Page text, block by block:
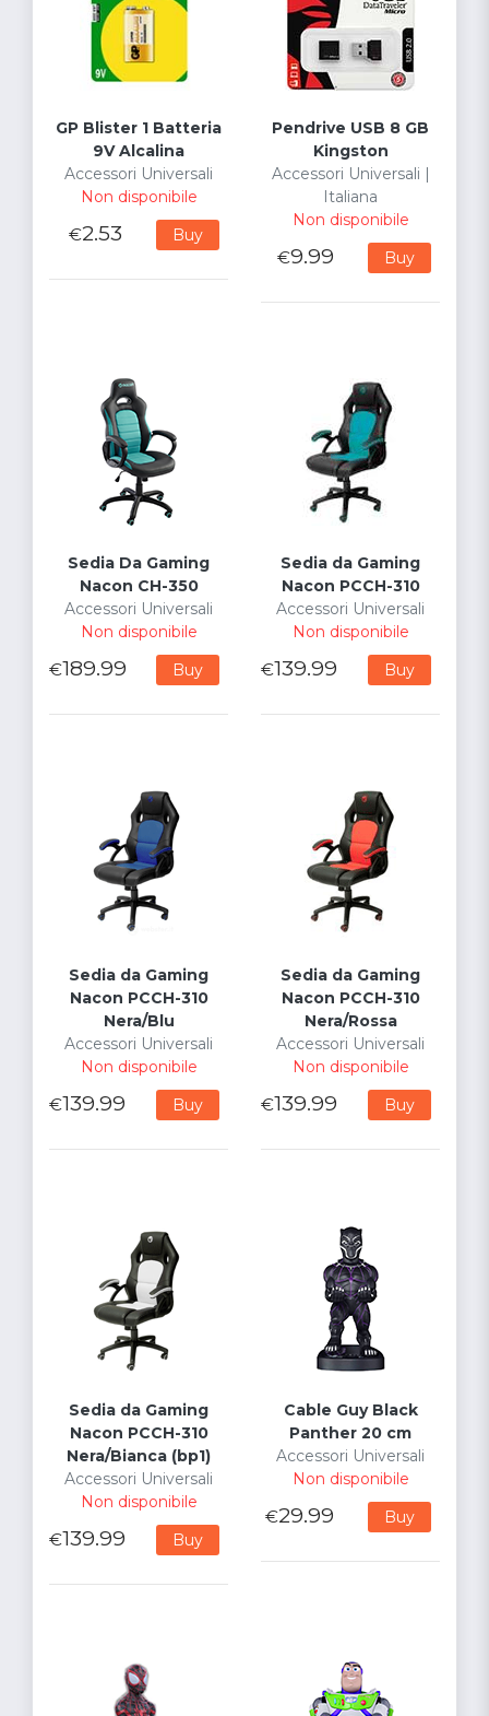
GP Blister 1 Batteria
9V Alcalina
Accessori Universali
Non disponibile
€2.53 Buy
Pendrive USB 8 GB
Kingston
Accessori Universali |
Italiana
Non disponibile
€9.99 Buy
Sedia Da Gaming
Nacon CH-350
Accessori Universali
Non disponibile
€189.99 Buy
Sedia da Gaming
Nacon PCCH-310
Accessori Universali
Non disponibile
€139.99 Buy
Sedia da Gaming
Nacon PCCH-310
Nera/Blu
Accessori Universali
Non disponibile
€139.99 Buy
Sedia da Gaming
Nacon PCCH-310
Nera/Rossa
Accessori Universali
Non disponibile
€139.99 Buy
Sedia da Gaming
Nacon PCCH-310
Nera/Bianca (bp1)
Accessori Universali
Non disponibile
€139.99 Buy
Cable Guy Black
Panther 20 cm
Accessori Universali
Non disponibile
€29.99 Buy